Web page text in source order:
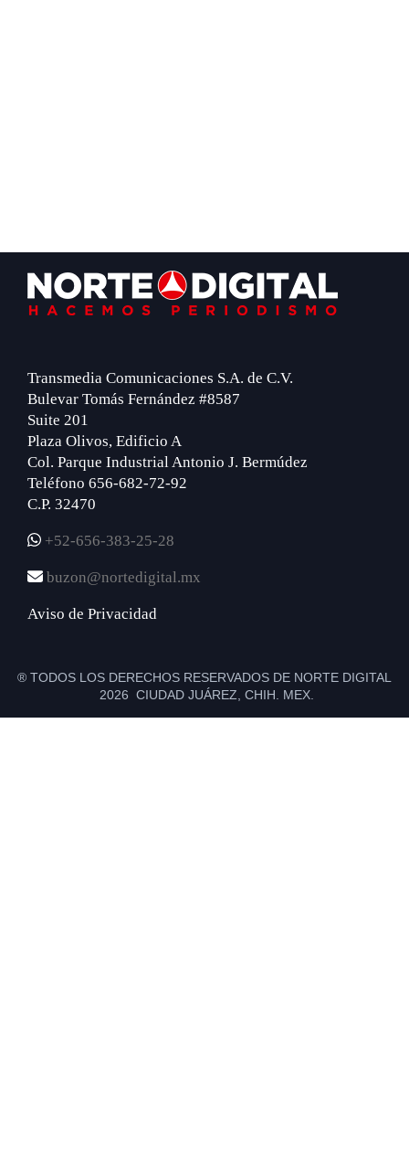
Footer
Transmedia Comunicaciones S.A. de C.V.
Bulevar Tomás Fernández #8587
Suite 201
Plaza Olivos, Edificio A
Col. Parque Industrial Antonio J. Bermúdez
Teléfono 656-682-72-92
C.P. 32470
+52-656-383-25-28
buzon@nortedigital.mx
Aviso de Privacidad
® TODOS LOS DERECHOS RESERVADOS DE NORTE DIGITAL
2026 CIUDAD JUÁREZ, CHIH. MEX.